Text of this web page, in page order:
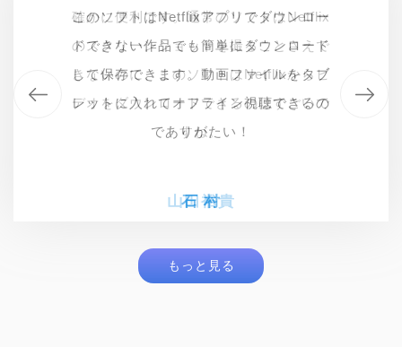
確かに便利です。通常のソフトはNetflix
のスクリーンショットを撮ることさえで
きないのに、このソフトはNetflixからビ
デオをダウンロードできるのはすごいで
すね。
山田裕貴
Netflix内でダウンロードした作品は有効
期限が切れると見れなくなって、再ダウ
ンロードする必要があるので面倒です。
このソフトを使えば、Netflixの作品を永
久に保存できます！おすすめです♪
ヒガシ
このソフトはNetflixアプリでダウンロー
ドできない作品でも簡単にダウンロード
して保存できます。動画ファイルをタブ
レットに入れてオフライン視聴できるの
でありがたい！
石 村
確かに便利です。通常のソフトはNetflix
のスクリーンショットを撮ることさえで
きないのに、このソフトはNetflixからビ
デオをダウンロードできるのはすごいで
すね。
山田裕貴
もっと見る